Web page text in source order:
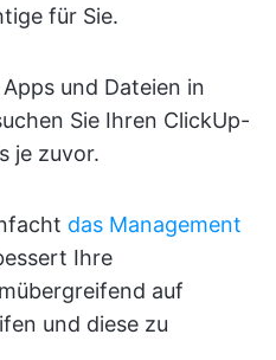
für Sie.
und Dateien in
Sie Ihren ClickUp-
je zuvor.
das Management
Ihre
auf
und diese zu